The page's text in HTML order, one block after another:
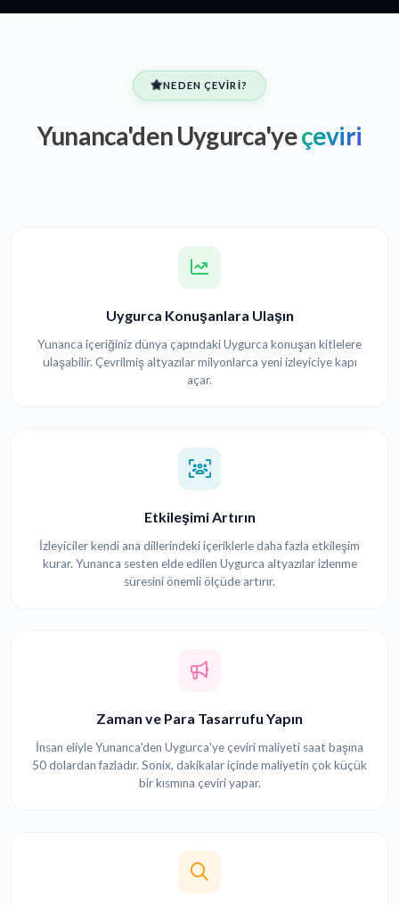
NEDEN ÇEVIRI?
Yunanca'den Uygurca'yeçeviri
Uygurca Konuşanlara Ulaşın
Yunanca içeriğiniz dünya çapındaki Uygurca konuşan kitlelere
ulaşabilir. Çevrilmiş altyazılar milyonlarca yeni izleyiciye kapı
açar.
Etkileşimi Artırın
İzleyiciler kendi ana dillerindeki içeriklerle daha fazla etkileşim
kurar. Yunanca sesten elde edilen Uygurca altyazılar izlenme
süresini önemli ölçüde artırır.
Zaman ve Para Tasarrufu Yapın
İnsan eliyle Yunanca'den Uygurca'ye çeviri maliyeti saat başına
50 dolardan fazladır. Sonix, dakikalar içinde maliyetin çok küçük
bir kısmına çeviri yapar.